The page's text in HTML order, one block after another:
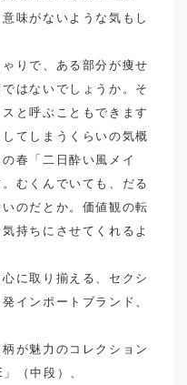
味がないような気もし
りで、ある部分が痩せ
はないでしょうか。そ
と呼ぶこともできます
てしまうくらいの気概
春「二日酔い風メイ
むくんでいても、だる
のだとか。価値観の転
持ちにさせてくれるよ
に取り揃える、セクシ
インポートブランド、
が魅力のコレクション
（中段）、